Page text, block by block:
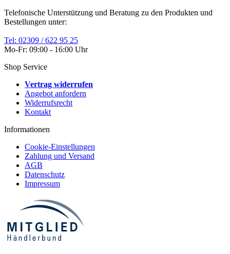
Telefonische Unterstützung und Beratung zu den Produkten und
Bestellungen unter:
Tel: 02309 / 622 95 25
Mo-Fr: 09:00 - 16:00 Uhr
Shop Service
Vertrag widerrufen
Angebot anfordern
Widerrufsrecht
Kontakt
Informationen
Cookie-Einstellungen
Zahlung und Versand
AGB
Datenschutz
Impressum